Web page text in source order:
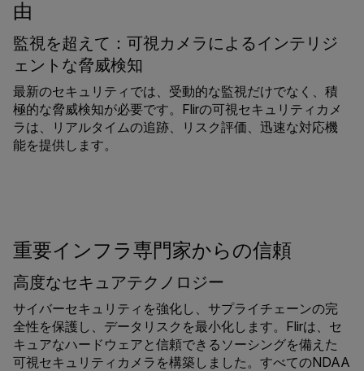
由
監視を超えて：可視カメラによるインテリジ
ェントな脅威検知
最新のセキュリティでは、受動的な監視だけでなく、積
極的な脅威検知が必要です。Flirの可視セキュリティカメ
ラは、リアルタイムの追跡、リスク評価、迅速な対応機
能を提供します。
重要インフラ専門家からの信頼
高度なセキュアテクノロジー
サイバーセキュリティを強化し、サプライチェーンの完
全性を保護し、データリスクを最小化します。Flirは、セ
キュアなハードウェアと信頼できるソーシングを備えた
可視セキュリティカメラを構築しました。すべてのNDAA